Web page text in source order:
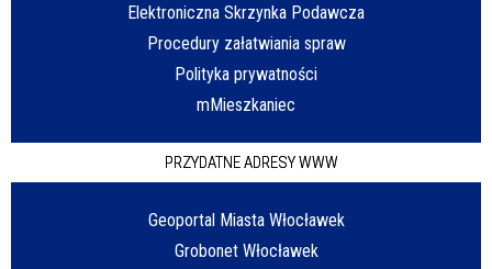
Elektroniczna Skrzynka Podawcza
Procedury załatwiania spraw
Polityka prywatności
mMieszkaniec
PRZYDATNE ADRESY WWW
Geoportal Miasta Włocławek
Grobonet Włocławek